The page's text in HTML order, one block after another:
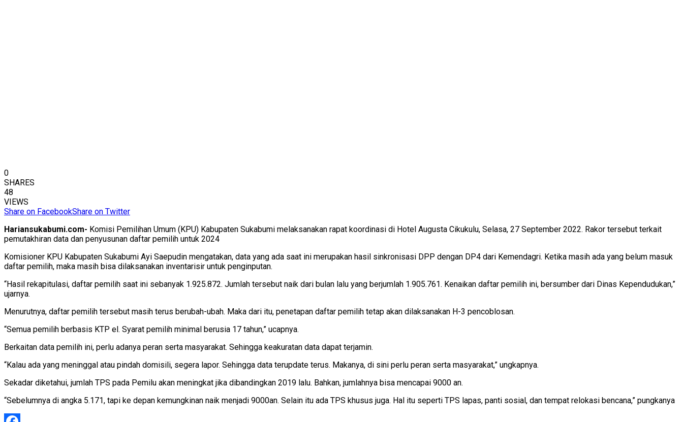
0
SHARES
48
VIEWS
Share on FacebookShare on Twitter
Hariansukabumi.com- Komisi Pemilihan Umum (KPU) Kabupaten Sukabumi melaksanakan rapat koordinasi di Hotel Augusta Cikukulu, Selasa, 27 September 2022. Rakor tersebut terkait
pemutakhiran data dan penyusunan daftar pemilih untuk 2024
Komisioner KPU Kabupaten Sukabumi Ayi Saepudin mengatakan, data yang ada saat ini merupakan hasil sinkronisasi DPP dengan DP4 dari Kemendagri. Ketika masih ada yang belum masuk
daftar pemilih, maka masih bisa dilaksanakan inventarisir untuk penginputan.
“Hasil rekapitulasi, daftar pemilih saat ini sebanyak 1.925.872. Jumlah tersebut naik dari bulan lalu yang berjumlah 1.905.761. Kenaikan daftar pemilih ini, bersumber dari Dinas Kependudukan,”
ujarnya.
Menurutnya, daftar pemilih tersebut masih terus berubah-ubah. Maka dari itu, penetapan daftar pemilih tetap akan dilaksanakan H-3 pencoblosan.
“Semua pemilih berbasis KTP el. Syarat pemilih minimal berusia 17 tahun,” ucapnya.
Berkaitan data pemilih ini, perlu adanya peran serta masyarakat. Sehingga keakuratan data dapat terjamin.
“Kalau ada yang meninggal atau pindah domisili, segera lapor. Sehingga data terupdate terus. Makanya, di sini perlu peran serta masyarakat,” ungkapnya.
Sekadar diketahui, jumlah TPS pada Pemilu akan meningkat jika dibandingkan 2019 lalu. Bahkan, jumlahnya bisa mencapai 9000 an.
“Sebelumnya di angka 5.171, tapi ke depan kemungkinan naik menjadi 9000an. Selain itu ada TPS khusus juga. Hal itu seperti TPS lapas, panti sosial, dan tempat relokasi bencana,” pungkanya